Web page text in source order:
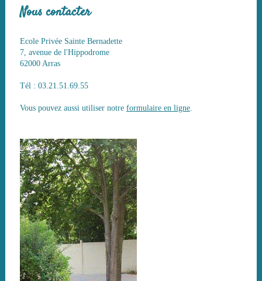
Nous contacter
Ecole Privée Sainte Bernadette
7, avenue de l'Hippodrome
62000 Arras
Tél : 03.21.51.69.55
Vous pouvez aussi utiliser notre formulaire en ligne.